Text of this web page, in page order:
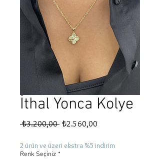
İthal Yonca Kolye
₺3.200,00 Normal
₺2.560,00
2 ürün ve üzeri ekstra %5 indirim
Renk Seçiniz *